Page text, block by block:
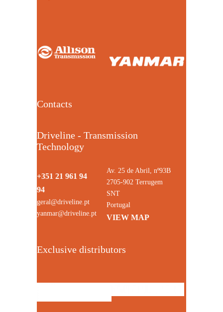
Contacts
Driveline - Transmission
Technology
+351 21 961 94
94
geral@driveline.pt
yanmar@driveline.pt
Av. 25 de Abril, nº93B
2705-902 Terrugem
SNT
Portugal
VIEW MAP
Exclusive distributors